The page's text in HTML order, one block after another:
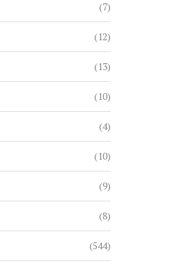
(7)
(12)
(13)
(10)
(4)
(10)
(9)
(8)
(544)